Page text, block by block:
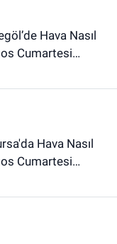
Cumartesi
Cumartesi